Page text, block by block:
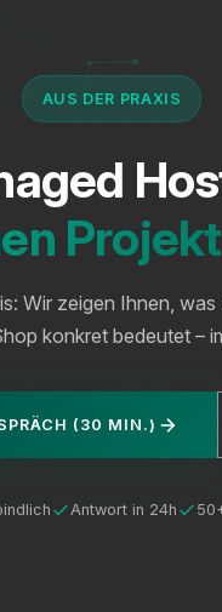
AUS DER PRAXIS
Wir zeigen Ihnen,
konkret bedeutet –
(30 MIN.)
Antwort in 24h